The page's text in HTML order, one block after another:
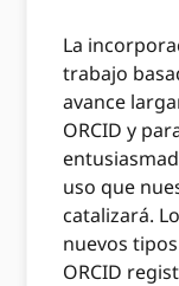
La
trabajo
avance
ORCID y
uso que
catalizará.
nuevos
ORCID